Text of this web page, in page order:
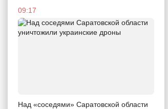
09:17
Над «соседями» Саратовской области